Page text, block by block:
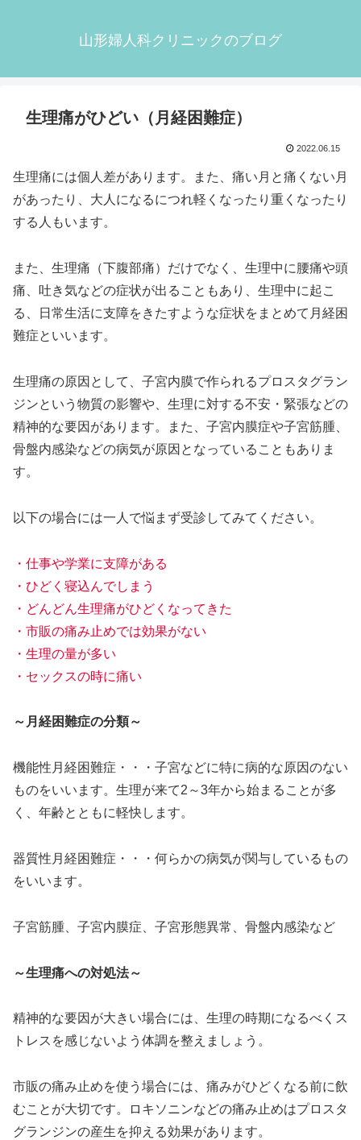
山形婦人科クリニックのブログ
生理痛がひどい（月経困難症）
2022.06.15
生理痛には個人差があります。また、痛い月と痛くない月
があったり、大人になるにつれ軽くなったり重くなったり
する人もいます。
また、生理痛（下腹部痛）だけでなく、生理中に腰痛や頭
痛、吐き気などの症状が出ることもあり、生理中に起こ
る、日常生活に支障をきたすような症状をまとめて月経困
難症といいます。
生理痛の原因として、子宮内膜で作られるプロスタグラン
ジンという物質の影響や、生理に対する不安・緊張などの
精神的な要因があります。また、子宮内膜症や子宮筋腫、
骨盤内感染などの病気が原因となっていることもありま
す。
以下の場合には一人で悩まず受診してみてください。
・仕事や学業に支障がある
・ひどく寝込んでしまう
・どんどん生理痛がひどくなってきた
・市販の痛み止めでは効果がない
・生理の量が多い
・セックスの時に痛い
～月経困難症の分類～
機能性月経困難症・・・子宮などに特に病的な原因のない
ものをいいます。生理が来て2～3年から始まることが多
く、年齢とともに軽快します。
器質性月経困難症・・・何らかの病気が関与しているもの
をいいます。
子宮筋腫、子宮内膜症、子宮形態異常、骨盤内感染など
～生理痛への対処法～
精神的な要因が大きい場合には、生理の時期になるべくス
トレスを感じないよう体調を整えましょう。
市販の痛み止めを使う場合には、痛みがひどくなる前に飲
むことが大切です。ロキソニンなどの痛み止めはプロスタ
グランジンの産生を抑える効果があります。